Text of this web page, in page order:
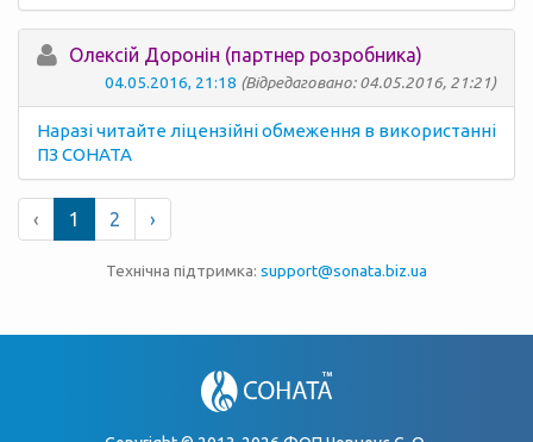
Олексій Доронін (партнер розробника)
04.05.2016, 21:18 (Відредаговано: 04.05.2016, 21:21)
Наразі читайте ліцензійні обмеження в використанні
ПЗ СОНАТА
‹ 1 2 ›
Технічна підтримка: support@sonata.biz.ua